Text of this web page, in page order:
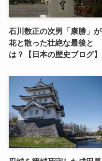
石川数正の次男「康勝」が
花と散った壮絶な最後と
は？【日本の歴史ブログ】